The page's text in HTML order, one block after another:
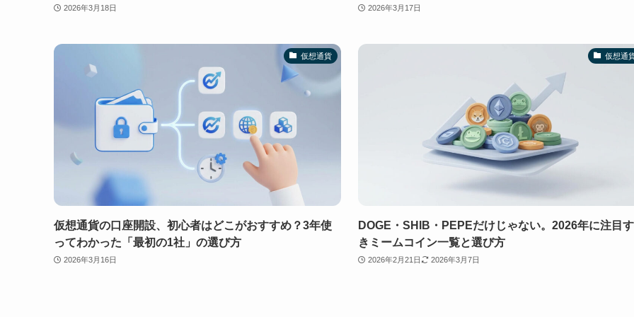
2026年3月18日 2026年3月17日
仮想通貨
仮想通貨の口座開設、初心者はどこがおすすめ？3年使
ってわかった「最初の1社」の選び方
2026年3月16日
仮想通
DOGE・SHIB・PEPEだけじゃない。2026年に注目
きミームコイン一覧と選び方
2026年2月21日 2026年3月7日